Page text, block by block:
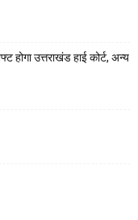
होगा उत्तराखंड हाई कोर्ट, अन्य